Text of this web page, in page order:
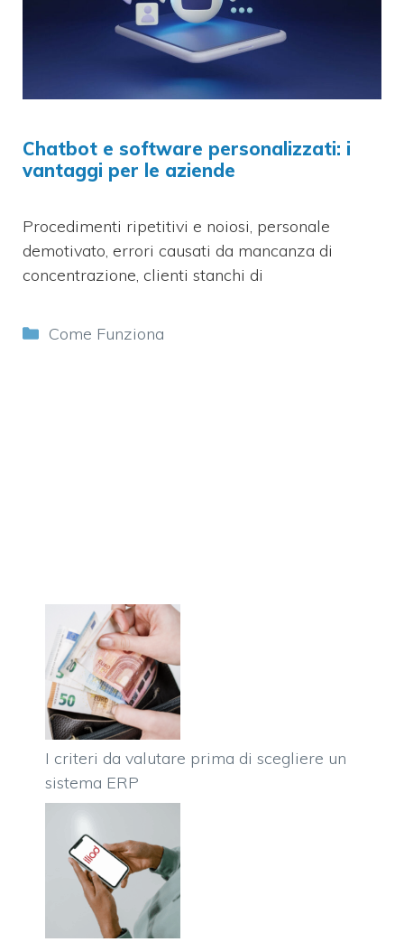
Chatbot e software personalizzati: i
vantaggi per le aziende
Procedimenti ripetitivi e noiosi, personale
demotivato, errori causati da mancanza di
concentrazione, clienti stanchi di
Categorie
Come Funziona
I criteri da valutare prima di scegliere un
sistema ERP